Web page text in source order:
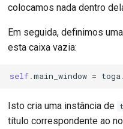
colocamos nada dentro
Em seguida, definimos
esta caixa vazia:
self.main_window = toga.
Isto cria uma instância de
título correspondente ao